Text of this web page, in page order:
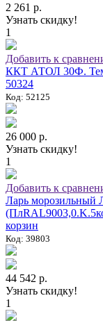
2 261 р.
Узнать скидку!
1
Добавить к
ККТ АТОЛ 30Ф.
50324
Код: 52125
26 000 р.
Узнать скидку!
1
Добавить к
Ларь морозильный
корзин
Код: 39803
44 542 р.
Узнать скидку!
1